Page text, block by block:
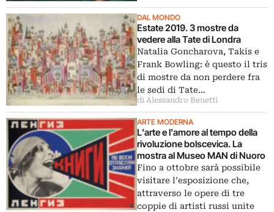
DAL MONDO
Estate 2019. 3 mostre da
vedere alla Tate di Londra
Natalia Goncharova, Takis e
Frank Bowling: è questo il tris
di mostre da non perdere fra
le sedi di Tate…
di Alessandro Benetti
ARTE MODERNA
L’arte e l’amore al tempo della
rivoluzione bolscevica. La
mostra al Museo MAN di Nuoro
Fino a ottobre sarà possibile
visitare l’esposizione che,
attraverso le opere di tre
coppie di artisti russi unite